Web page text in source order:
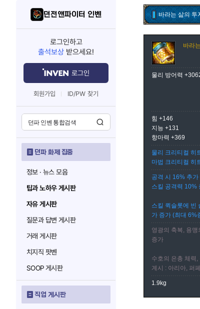
던전앤파이터 인벤
로그인하고
출석보상 받으세요!
로그인
회원가입 ID/PW 찾기
던파 화제 집중
정보 · 뉴스 모음
팁과 노하우 게시판
자유 게시판
질문과 답변 게시판
거래 게시판
치지직 팟벤
SOOP 게시판
직업 게시판
바라는 삶의 투
바라
물리 방어력
힘 +146
지능 +131
항마력 +369
물리 크리티컬 히
마법 크리티컬 히
공격 시 16% 추가
스킬 공격력 10%
스킬 퀵슬롯에 빈
가 증가 (최대 6%
영광의 축복, 용
증가
수호의 은총 체력
계시 : 아리아, 퍼
1.9kg